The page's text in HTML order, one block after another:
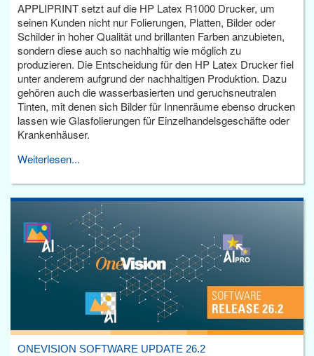
APPLIPRINT setzt auf die HP Latex R1000 Drucker, um
seinen Kunden nicht nur Folierungen, Platten, Bilder oder
Schilder in hoher Qualität und brillanten Farben anzubieten,
sondern diese auch so nachhaltig wie möglich zu
produzieren. Die Entscheidung für den HP Latex Drucker fiel
unter anderem aufgrund der nachhaltigen Produktion. Dazu
gehören auch die wasserbasierten und geruchsneutralen
Tinten, mit denen sich Bilder für Innenräume ebenso drucken
lassen wie Glasfolierungen für Einzelhandelsgeschäfte oder
Krankenhäuser.
Weiterlesen...
ONEVISION SOFTWARE UPDATE 26.2